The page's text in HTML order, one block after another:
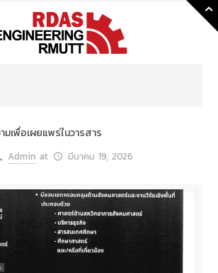
เพื่อเผยแพร่ในวารสาร
Admin at มีนาคม 19, 2026